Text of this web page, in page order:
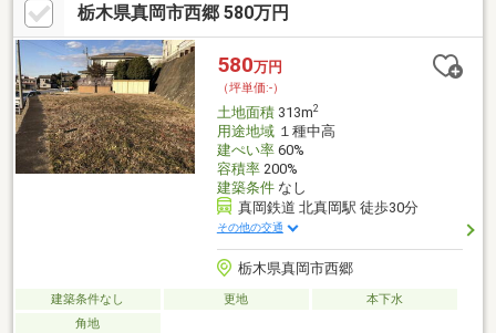
栃木県真岡市西郷 580万円
580万円
（坪単価:-）
土地面積313m2
用途地域１種中高
建ぺい率60%
容積率200%
建築条件なし
真岡鉄道 北真岡駅 徒歩30分
その他の交通
栃木県真岡市西郷
建築条件なし 更地
本下水
角地